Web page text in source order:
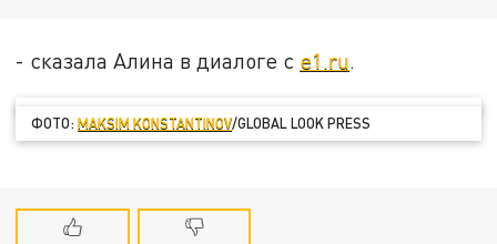
- сказала Алина в диалоге с e1.ru.
ФОТО:MAKSIM KONSTANTINOV/GLOBAL LOOK PRESS